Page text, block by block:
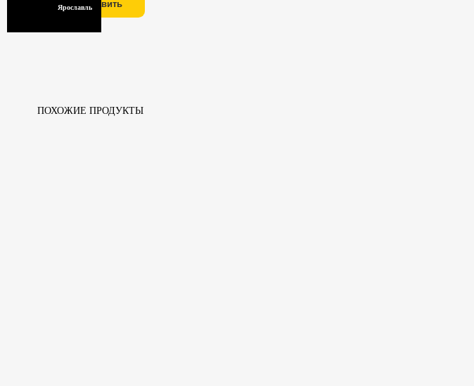
ЯрославльОтправить
ПОХОЖИЕ ПРОДУКТЫ